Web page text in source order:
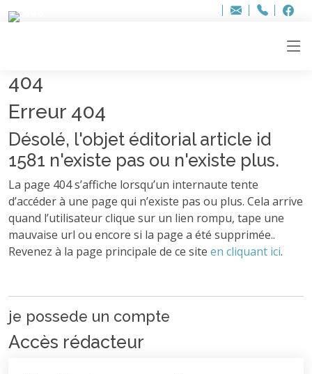
Adresse
info..hâthe..
Tel.
Tel.
404
Erreur 404
Désolé, l'objet éditorial article id
1581 n'existe pas ou n'existe plus.
La page 404 s’affiche lorsqu’un internaute tente
d’accéder à une page qui n’existe pas ou plus. Cela arrive
quand l’utilisateur clique sur un lien rompu, tape une
mauvaise url ou encore si la page a été supprimée..
Revenez à la page principale de ce site en cliquant ici.
je possede un compte
Accès rédacteur